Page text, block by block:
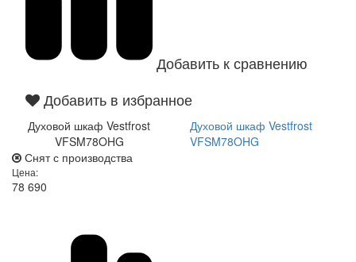
Добавить к сравнению
Добавить в избранное
Духовой шкаф Vestfrost
VFSM78OHG
Духовой шкаф Vestfrost
VFSM78OHG
Снят с производства
Цена:
78 690